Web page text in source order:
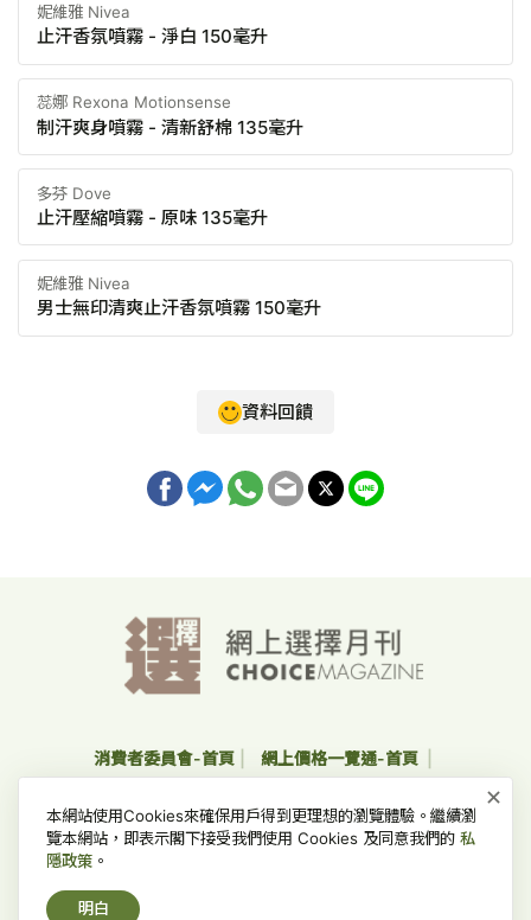
妮維雅 Nivea
止汗香氛噴霧 - 淨白 150毫升
蕊娜 Rexona Motionsense
制汗爽身噴霧 - 清新舒棉 135毫升
多芬 Dove
止汗壓縮噴霧 - 原味 135毫升
妮維雅 Nivea
男士無印清爽止汗香氛噴霧 150毫升
資料回饋
消費者委員會-首頁
網上價格一覽通-首頁
免責、版權及無障礙聲明
常見問題
本網站使用Cookies來確保用戶得到更理想的瀏覽體驗。繼續瀏
覽本網站，即表示閣下接受我們使用 Cookies 及同意我們的 私
隱政策。
明白
×